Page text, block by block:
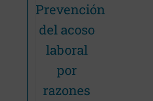
Prevención
del acoso
laboral
por
razones